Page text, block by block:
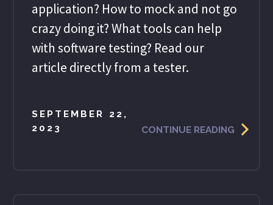
application? How to mock and not go
crazy doing it? What tools can help
with software testing? Read our
article directly from a tester.
SEPTEMBER 22,
2023
CONTINUE READING